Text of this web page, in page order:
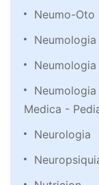
Neumo-Oto
Neumologia
Medica -
Neurologia